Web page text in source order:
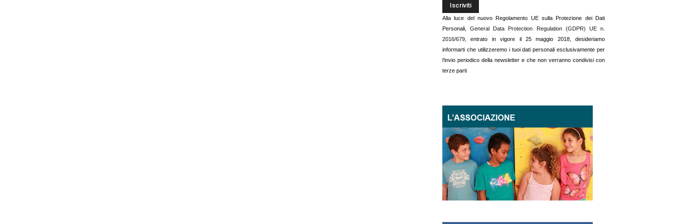
Alla luce del nuovo Regolamento UE sulla Protezione dei Dati
Personali,General Data Protection Regulation (GDPR) UE n.
2016/679 , entrato in vigore il 25 maggio 2018, desideriamo
informarti che utilizzeremo i tuoi dati personali esclusivamente per
l’invio periodico della newsletter e che non verranno condivisi con
terze parti